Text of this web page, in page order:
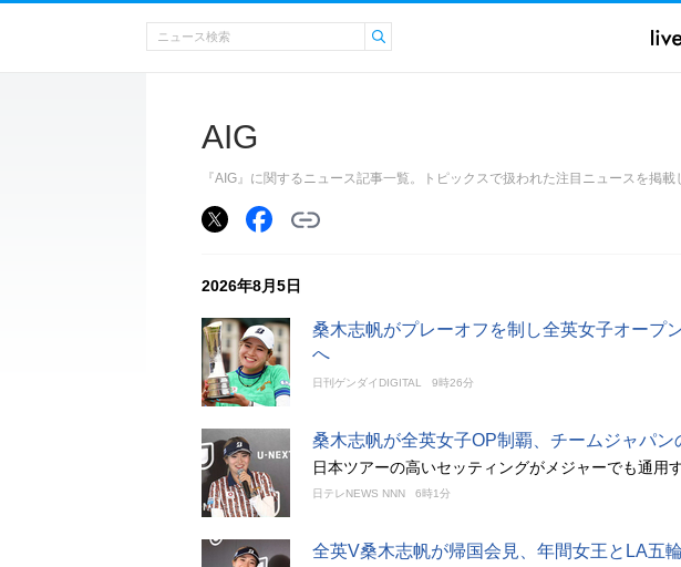
AIG
『AIG』に関するニュース記事一覧。トピックスで扱われた注目ニュースを掲載
2026年8月5日
桑木志帆がプレーオフを制し全英女子オープ
へ
日刊ゲンダイDIGITAL 9時26分
桑木志帆が全英女子OP制覇、チームジャパン
日本ツアーの高いセッティングがメジャーでも通用
日テレNEWS NNN 6時1分
全英V桑木志帆が帰国会見、年間女王とLA五